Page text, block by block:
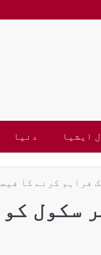
ایشیا دنیا
فراہم کرنے کا
سکول